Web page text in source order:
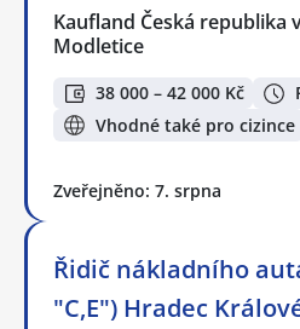
Kaufland Česká republika
Modletice
38 000 – 42 000 Kč
Vhodné také pro cizince
Zveřejněno: 7. srpna
Řidič nákladního
"C,E") Hradec